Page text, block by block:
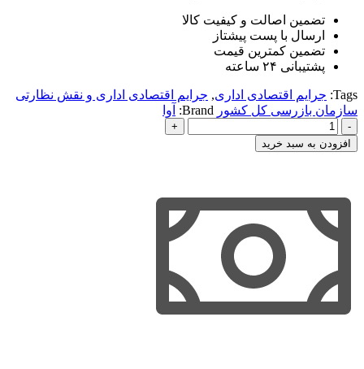
تضمین اصالت و کیفیت کالا
ارسال با پست پیشتاز
تضمین کمترین قیمت
پشتیبانی ۲۴ ساعته
Tags: جرایم اقتصادی اداری, جرایم اقتصادی اداری و نقش نظارتی
سازمان بازرسی کل کشور Brand:
آوا
جرایم
اقتصادی
اداری
نظارتی
سازمان
بازرسی
عدد
افزودن به سبد خرید